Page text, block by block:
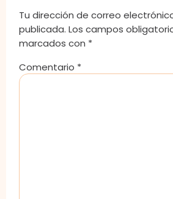
Tu dirección de correo
publicada. Los campos
marcados con *
Comentario *